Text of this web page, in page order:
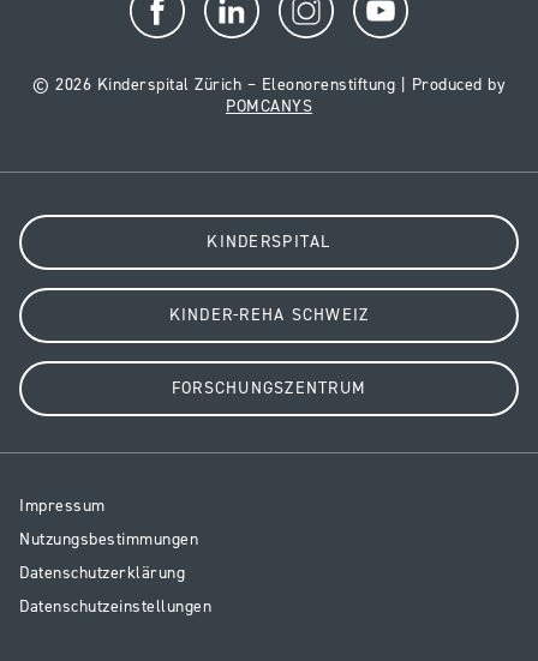
© 2026 Kinderspital Zürich – Eleonorenstiftung | Produced by
POMCANYS
KINDERSPITAL
KINDER-REHA SCHWEIZ
FORSCHUNGSZENTRUM
Resp
Legal
Impressum
Nutzungsbestimmungen
Datenschutzerklärung
Datenschutzeinstellungen